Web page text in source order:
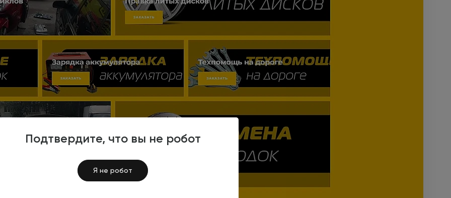
Подтвердите, что вы не робот
Я не робот